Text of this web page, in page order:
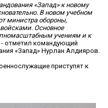
«Запад» к новому
В новом учебном
министра обороны,
Основное
учениям и к
- отметил командующий
«Запад» Нурлан Алдияров.
приступят к